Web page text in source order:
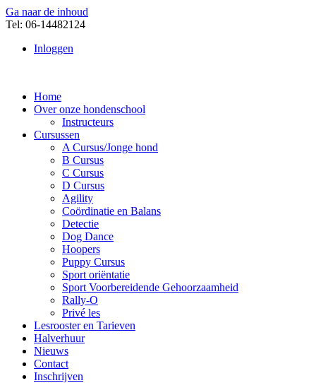
Ga naar de inhoud
Tel: 06-14482124
Inloggen
Home
Over onze hondenschool
Instructeurs
Cursussen
A Cursus/Jonge hond
B Cursus
C Cursus
D Cursus
Agility
Coördinatie en Balans
Detectie
Dog Dance
Hoopers
Puppy Cursus
Sport oriëntatie
Sport Voorbereidende Gehoorzaamheid
Rally-O
Privé les
Lesrooster en Tarieven
Halverhuur
Nieuws
Contact
Inschrijven